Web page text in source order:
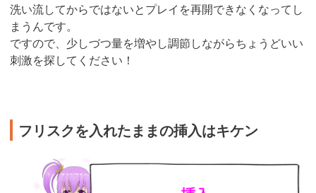
洗い流してからではないとプレイを再開できなくなってし
まうんです。
ですので、少しづつ量を増やし調節しながらちょうどいい
刺激を探してください！
フリスクを入れたままの挿入はキケン